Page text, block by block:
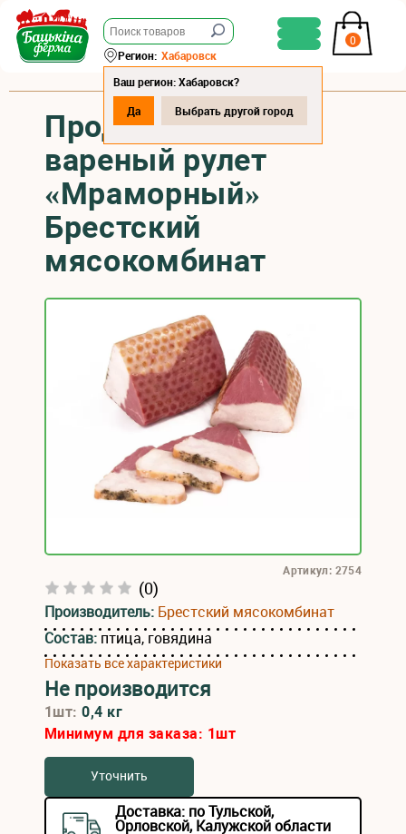
0
Регион: Хабаровск
Ваш регион: Хабаровск?
Да
Выбрать другой город
Продукт копчено-
вареный рулет
«Мраморный»
Брестский
мясокомбинат
(0)
Артикул: 2754
Производитель: Брестский мясокомбинат
Состав: птица, говядина
Показать все характеристики
Не производится
1шт:0,4 кг
Минимум для заказа: 1шт
Уточнить
Доставка: по Тульской,
Орловской, Калужской области